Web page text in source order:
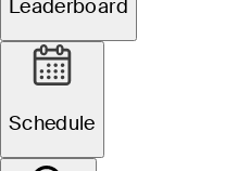
Leaderboard
Schedule